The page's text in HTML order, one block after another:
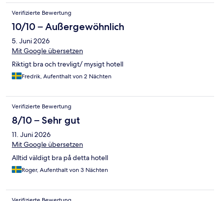
Verifizierte Bewertung
10/10 – Außergewöhnlich
5. Juni 2026
Mit Google übersetzen
Riktigt bra och trevligt/ mysigt hotell
Fredrik, Aufenthalt von 2 Nächten
Verifizierte Bewertung
8/10 – Sehr gut
11. Juni 2026
Mit Google übersetzen
Alltid väldigt bra på detta hotell
Roger, Aufenthalt von 3 Nächten